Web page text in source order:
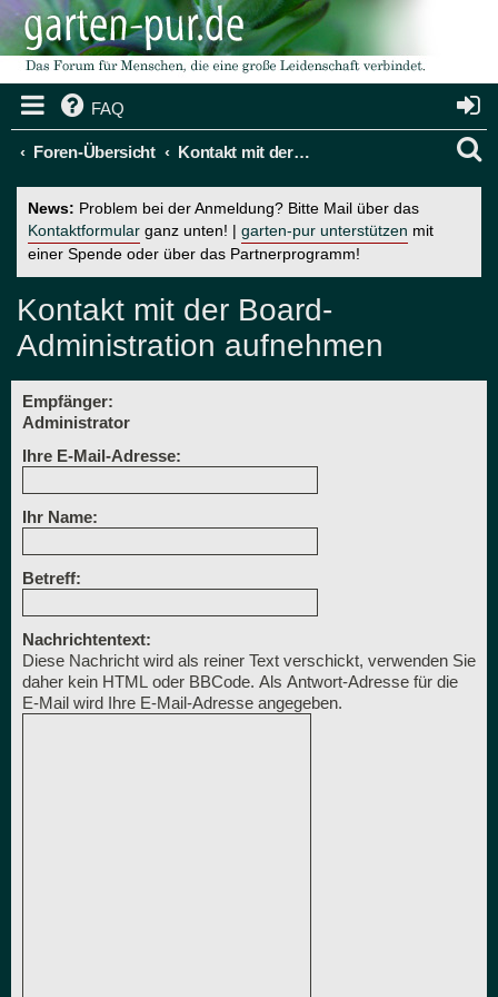
FAQ
Foren-Übersicht Kontakt mit der Board-Administration aufnehmen
News: Problem bei der Anmeldung? Bitte Mail über das
Kontaktformular ganz unten! | garten-pur unterstützen mit
einer Spende oder über das Partnerprogramm!
Kontakt mit der Board-
Administration aufnehmen
Empfänger:
Administrator
Ihre E-Mail-Adresse:
Ihr Name:
Betreff:
Nachrichtentext:
Diese Nachricht wird als reiner Text verschickt, verwenden Sie
daher kein HTML oder BBCode. Als Antwort-Adresse für die
E-Mail wird Ihre E-Mail-Adresse angegeben.